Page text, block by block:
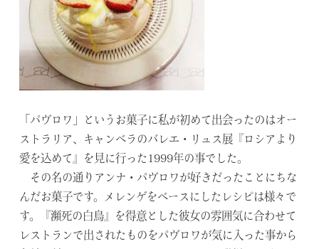
「パヴロワ」というお菓子に私が初めて出会ったのはオー
ストラリア、キャンベラのバレエ・リュス展『ロシアより
愛を込めて』を見に行った1999年の事でした。
その名の通りアンナ・パヴロワが好きだったことにちな
んだお菓子です。メレンゲをベースにしたレシピは様々で
す。『瀕死の白鳥』を得意とした彼女の雰囲気に合わせて
レストランで出されたものをパヴロワが気に入った事から